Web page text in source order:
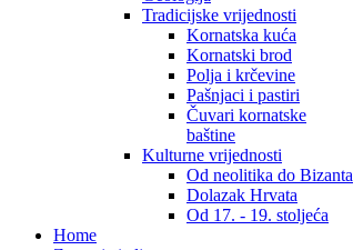
Tradicijske vrijednosti
Kornatska kuća
Kornatski brod
Polja i krčevine
Pašnjaci i pastiri
Čuvari kornatske
baštine
Kulturne vrijednosti
Od neolitika do Bizanta
Dolazak Hrvata
Od 17. - 19. stoljeća
Home